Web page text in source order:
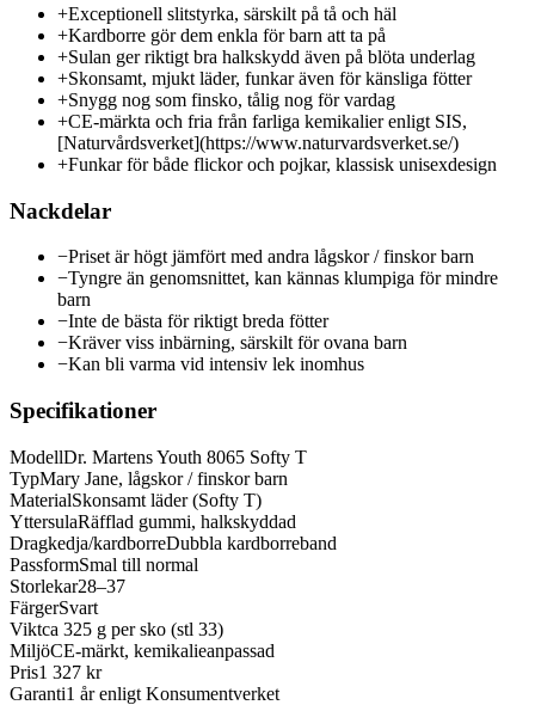
+Exceptionell slitstyrka, särskilt på tå och häl
+Kardborre gör dem enkla för barn att ta på
+Sulan ger riktigt bra halkskydd även på blöta underlag
+Skonsamt, mjukt läder, funkar även för känsliga fötter
+Snygg nog som finsko, tålig nog för vardag
+CE-märkta och fria från farliga kemikalier enligt SIS,
[Naturvårdsverket](https://www.naturvardsverket.se/)
+Funkar för både flickor och pojkar, klassisk unisexdesign
Nackdelar
−Priset är högt jämfört med andra lågskor / finskor barn
−Tyngre än genomsnittet, kan kännas klumpiga för mindre
barn
−Inte de bästa för riktigt breda fötter
−Kräver viss inbärning, särskilt för ovana barn
−Kan bli varma vid intensiv lek inomhus
Specifikationer
ModellDr. Martens Youth 8065 Softy T
TypMary Jane, lågskor / finskor barn
MaterialSkonsamt läder (Softy T)
YttersulaRäfflad gummi, halkskyddad
Dragkedja/kardborreDubbla kardborreband
PassformSmal till normal
Storlekar28–37
FärgerSvart
Viktca 325 g per sko (stl 33)
MiljöCE-märkt, kemikalieanpassad
Pris1 327 kr
Garanti1 år enligt Konsumentverket